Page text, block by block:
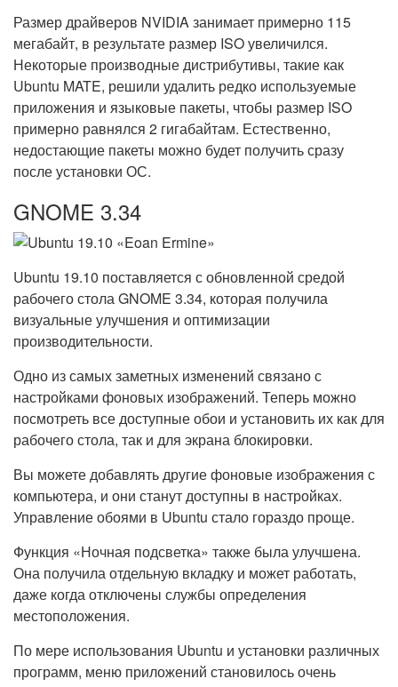
Размер драйверов NVIDIA занимает примерно 115
мегабайт, в результате размер ISO увеличился.
Некоторые производные дистрибутивы, такие как
Ubuntu MATE, решили удалить редко используемые
приложения и языковые пакеты, чтобы размер ISO
примерно равнялся 2 гигабайтам. Естественно,
недостающие пакеты можно будет получить сразу
после установки ОС.
GNOME 3.34
Ubuntu 19.10 поставляется с обновленной средой
рабочего стола GNOME 3.34, которая получила
визуальные улучшения и оптимизации
производительности.
Одно из самых заметных изменений связано с
настройками фоновых изображений. Теперь можно
посмотреть все доступные обои и установить их как для
рабочего стола, так и для экрана блокировки.
Вы можете добавлять другие фоновые изображения с
компьютера, и они станут доступны в настройках.
Управление обоями в Ubuntu стало гораздо проще.
Функция «Ночная подсветка» также была улучшена.
Она получила отдельную вкладку и может работать,
даже когда отключены службы определения
местоположения.
По мере использования Ubuntu и установки различных
программ, меню приложений становилось очень